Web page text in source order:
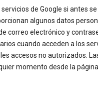
de Google si antes
algunos datos
correo electrónico y
cuando acceden a los
accesos no autorizados.
momento desde la